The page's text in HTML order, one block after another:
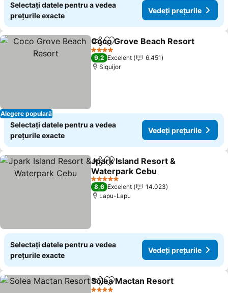
Selectați datele pentru a vedea
prețurile exacte
Vedeți prețurile
Alegere populară
DistribuițiAdăugaţi la favorite
Coco Grove Beach Resort
4 Stele
9,2 Excelent
6.451
Siquijor
Selectați datele pentru a vedea
prețurile exacte
Vedeți prețurile
DistribuițiAdăugaţi la favorite
Jpark Island Resort &
Waterpark Cebu
5 Stele
8,6 Excelent
14.023
Lapu-Lapu
Selectați datele pentru a vedea
prețurile exacte
Vedeți prețurile
DistribuițiAdăugaţi la favorite
Solea Mactan Resort